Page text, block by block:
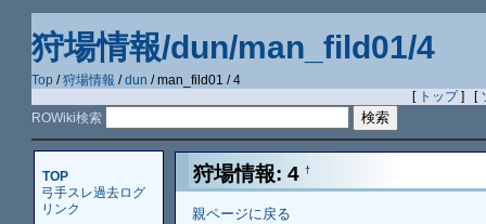
狩場情報/dun/man_fild01/4
Top /狩場情報 /dun / man_fild01 / 4
[ トップ] [
ROWiki検索
TOP
弓手スレ過去ログ
リンク
狩場情報: 4 †
親ページに戻る